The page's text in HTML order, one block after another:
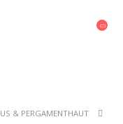
& PERGAMENTHAUT